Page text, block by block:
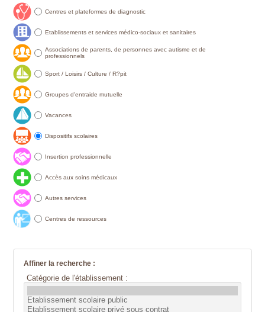
Centres et plateformes de diagnostic
Etablissements et services médico-sociaux et sanitaires
Associations de parents, de personnes avec autisme et de
professionnels
Sport / Loisirs / Culture / R?pit
Groupes d'entraide mutuelle
Vacances
Dispositifs scolaires
Insertion professionnelle
Accès aux soins médicaux
Autres services
Centres de ressources
Affiner la recherche :
Catégorie de l'établissement :